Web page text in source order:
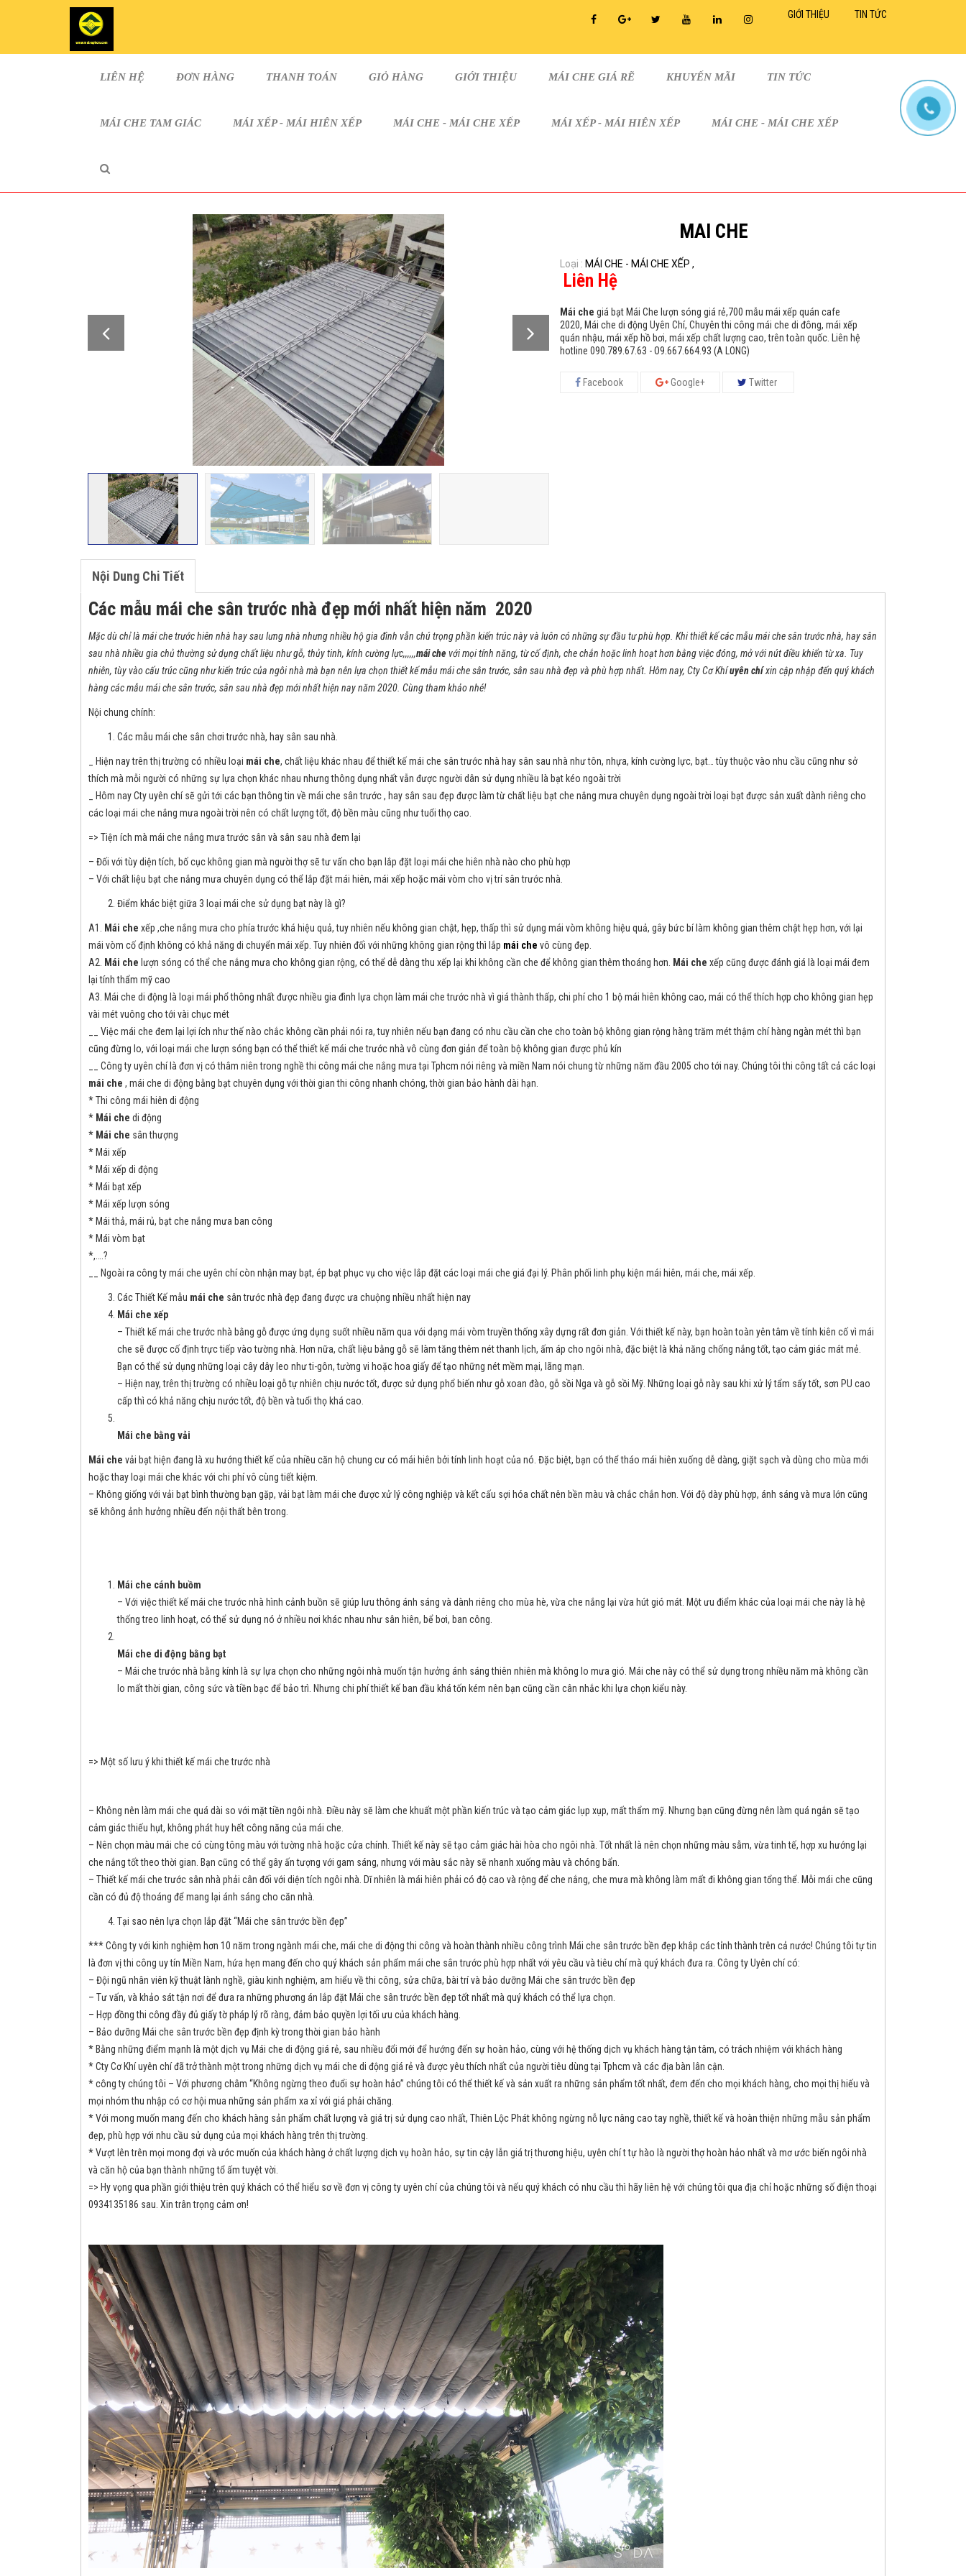
GIỚI THIỆU TIN TỨC
LIÊN HỆ ĐƠN HÀNG THANH TOÁN GIỎ HÀNG GIỚI THIỆU MÁI CHE GIÁ RẼ KHUYẾN MÃI TIN TỨC
MÁI CHE TAM GIÁC MÁI XẾP - MÁI HIÊN XẾP MÁI CHE - MÁI CHE XẾP MÁI XẾP - MÁI HIÊN XẾP MÁI CHE - MÁI CHE XẾP
MAI CHE
Loại : MÁI CHE - MÁI CHE XẾP ,
Liên Hệ
Mái che giá bạt Mái Che lượn sóng giá rẻ,700 mẫu mái xếp quán cafe
2020, Mái che di động Uyên Chí, Chuyên thi công mái che di đông, mái xếp
quán nhậu, mái xếp hồ bơi, mái xếp chất lượng cao, trên toàn quốc. Liên hệ
hotline 090.789.67.63 - O9.667.664.93 (A LONG)
Facebook Google+ Twitter
Nội Dung Chi Tiết
Các mẫu mái che sân trước nhà đẹp mới nhất hiện năm 2020
Mặc dù chỉ là mái che trước hiên nhà hay sau lưng nhà nhưng nhiều hộ gia đình vẫn chú trọng phần kiến trúc này và luôn có những sự đầu tư phù hợp. Khi thiết kế các mẫu mái che sân trước nhà, hay sân
sau nhà nhiều gia chủ thường sử dụng chất liệu như gỗ, thủy tinh, kính cường lực,,,,,,mái che với mọi tính năng, từ cố định, che chắn hoặc linh hoạt hơn bằng việc đóng, mở với nút điều khiển từ xa. Tuy
nhiên, tùy vào cấu trúc cũng như kiến trúc của ngôi nhà mà bạn nên lựa chọn thiết kế mẫu mái che sân trước, sân sau nhà đẹp và phù hợp nhất. Hôm nay, Cty Cơ Khíuyên chíxin cập nhập đến quý khách
hàng các mẫu mái che sân trước, sân sau nhà đẹp mới nhất hiện nay năm 2020. Cùng tham khảo nhé!
Nội chung chính:
Các mẫu mái che sân chơi trước nhà, hay sân sau nhà.
_ Hiện nay trên thị trường có nhiều loại mái che, chất liệu khác nhau để thiết kế mái che sân trước nhà hay sân sau nhà như tôn, nhựa, kính cường lực, bạt… tùy thuộc vào nhu cầu cũng như sở
thích mà mỗi người có những sự lựa chọn khác nhau nhưng thông dụng nhất vẫn được người dân sử dụng nhiều là bạt kéo ngoài trời
_ Hôm nay Cty uyên chí sẽ gửi tới các bạn thông tin về mái che sân trước , hay sân sau đẹp được làm từ chất liệu bạt che nắng mưa chuyên dụng ngoài trời loại bạt được sản xuất dành riêng cho
các loại mái che nắng mưa ngoài trời nên có chất lượng tốt, độ bền màu cũng như tuổi thọ cao.
=> Tiện ích mà mái che nắng mưa trước sân và sân sau nhà đem lại
– Đối với tùy diện tích, bố cục không gian mà người thợ sẽ tư vấn cho bạn lắp đặt loại mái che hiên nhà nào cho phù hợp
– Với chất liệu bạt che nắng mưa chuyên dụng có thể lắp đặt mái hiên, mái xếp hoặc mái vòm cho vị trí sân trước nhà.
Điểm khác biệt giữa 3 loại mái che sử dụng bạt này là gì?
A1. Mái che xếp ,che nắng mưa cho phía trước khá hiệu quả, tuy nhiên nếu không gian chật, hẹp, thấp thì sử dụng mái vòm không hiệu quả, gây bức bí làm không gian thêm chật hẹp hơn, với lại
mái vòm cố định không có khả năng di chuyển mái xếp. Tuy nhiên đối với những không gian rộng thì lắp mái che vô cùng đẹp.
A2.
Mái che lượn sóng có thể che nắng mưa cho không gian rộng, có thể dễ dàng thu xếp lại khi không cần che để không gian thêm thoáng hơn. Mái che xếp cũng được đánh giá là loại mái đem
lại tính thẩm mỹ cao
A3. Mái che di động là loại mái phổ thông nhất được nhiều gia đình lựa chọn làm mái che trước nhà vì giá thành thấp, chi phí cho 1 bộ mái hiên không cao, mái có thể thích hợp cho không gian hẹp
vài mét vuông cho tới vài chục mét
__ Việc mái che đem lại lợi ích như thế nào chắc không cần phải nói ra, tuy nhiên nếu bạn đang có nhu cầu cần che cho toàn bộ không gian rộng hàng trăm mét thậm chí hàng ngàn mét thì bạn
cũng đừng lo, với loại mái che lượn sóng bạn có thể thiết kế mái che trước nhà vô cùng đơn giản để toàn bộ không gian được phủ kín
__ Công ty uyên chí là đơn vị có thâm niên trong nghề thi công mái che nắng mưa tại Tphcm nói riêng và miền Nam nói chung từ những năm đầu 2005 cho tới nay. Chúng tôi thi công tất cả các loại
mái che , mái che di động bằng bạt chuyên dụng với thời gian thi công nhanh chóng, thời gian bảo hành dài hạn.
* Thi công mái hiên di động
* Mái che di động
* Mái che sân thượng
* Mái xếp
* Mái xếp di động
* Mái bạt xếp
* Mái xếp lượn sóng
* Mái thả, mái rủ, bạt che nắng mưa ban công
* Mái vòm bạt
*,….?
__ Ngoài ra công ty mái che uyên chí còn nhận may bạt, ép bạt phục vụ cho việc lắp đặt các loại mái che giá đại lý. Phân phối linh phụ kiện mái hiên, mái che, mái xếp.
Các Thiết Kế mẫu mái che sân trước nhà đẹp đang được ưa chuộng nhiều nhất hiện nay
Mái che xếp
– Thiết kế mái che trước nhà bằng gỗ được ứng dụng suốt nhiều năm qua với dạng mái vòm truyền thống xây dựng rất đơn giản. Với thiết kế này, bạn hoàn toàn yên tâm về tính kiên cố vì mái
che sẽ được cố định trực tiếp vào tường nhà. Hơn nữa, chất liệu bằng gỗ sẽ làm tăng thêm nét thanh lịch, ấm áp cho ngôi nhà, đặc biệt là khả năng chống nắng tốt, tạo cảm giác mát mẻ.
Bạn có thể sử dụng những loại cây dây leo như ti-gôn, tường vi hoặc hoa giấy để tạo những nét mềm mại, lãng mạn.
– Hiện nay, trên thị trường có nhiều loại gỗ tự nhiên chịu nước tốt, được sử dụng phổ biến như gỗ xoan đào, gỗ sồi Nga và gỗ sồi Mỹ. Những loại gỗ này sau khi xử lý tẩm sấy tốt, sơn PU cao
cấp thì có khả năng chịu nước tốt, độ bền và tuổi thọ khá cao.
Mái che bằng vải
Mái che vải bạt hiện đang là xu hướng thiết kế của nhiều căn hộ chung cư có mái hiên bởi tính linh hoạt của nó. Đặc biệt, bạn có thể tháo mái hiên xuống dễ dàng, giặt sạch và dùng cho mùa mới
hoặc thay loại mái che khác với chi phí vô cùng tiết kiệm.
– Không giống với vải bạt bình thường bạn gặp, vải bạt làm mái che được xử lý công nghiệp và kết cấu sợi hóa chất nên bền màu và chắc chắn hơn. Với độ dày phù hợp, ánh sáng và mưa lớn cũng
sẽ không ảnh hưởng nhiều đến nội thất bên trong.
Mái che cánh buồm
– Với việc thiết kế mái che trước nhà hình cảnh buồn sẽ giúp lưu thông ánh sáng và dành riêng cho mùa hè, vừa che nắng lại vừa hút gió mát. Một ưu điểm khác của loại mái che này là hệ
thống treo linh hoạt, có thể sử dụng nó ở nhiều nơi khác nhau như sân hiên, bể bơi, ban công.
Mái che di động bằng bạt
– Mái che trước nhà bằng kính là sự lựa chọn cho những ngôi nhà muốn tận hưởng ánh sáng thiên nhiên mà không lo mưa gió. Mái che này có thể sử dụng trong nhiều năm mà không cần
lo mất thời gian, công sức và tiền bạc để bảo trì. Nhưng chi phí thiết kế ban đầu khá tốn kém nên bạn cũng cần cân nhắc khi lựa chọn kiểu này.
=> Một số lưu ý khi thiết kế mái che trước nhà
– Không nên làm mái che quá dài so với mặt tiền ngôi nhà. Điều này sẽ làm che khuất một phần kiến trúc và tạo cảm giác lụp xụp, mất thẩm mỹ. Nhưng bạn cũng đừng nên làm quá ngắn sẽ tạo
cảm giác thiếu hụt, không phát huy hết công năng của mái che.
– Nên chọn màu mái che có cùng tông màu với tường nhà hoặc cửa chính. Thiết kế này sẽ tạo cảm giác hài hòa cho ngôi nhà. Tốt nhất là nên chọn những màu sẫm, vừa tinh tế, hợp xu hướng lại
che nắng tốt theo thời gian. Bạn cũng có thể gây ấn tượng với gam sáng, nhưng với màu sắc này sẽ nhanh xuống màu và chóng bẩn.
– Thiết kế mái che trước sân nhà phải cân đối với diện tích ngôi nhà. Dĩ nhiên là mái hiên phải có độ cao và rộng để che nắng, che mưa mà không làm mất đi không gian tổng thể. Mỗi mái che cũng
cần có đủ độ thoáng để mang lại ánh sáng cho căn nhà.
Tại sao nên lựa chọn lắp đặt “Mái che sân trước bền đẹp”
*** Công ty với kinh nghiệm hơn 10 năm trong ngành mái che, mái che di động thi công và hoàn thành nhiều công trình Mái che sân trước bền đẹp khắp các tỉnh thành trên cả nước! Chúng tôi tự tin
là đơn vị thi công uy tín Miền Nam, hứa hẹn mang đến cho quý khách sản phẩm mái che sân trước phù hợp nhất với yêu cầu và tiêu chí mà quý khách đưa ra. Công ty Uyên chí có:
– Đội ngũ nhân viên kỹ thuật lành nghề, giàu kinh nghiệm, am hiểu về thi công, sửa chữa, bài trí và bảo dưỡng Mái che sân trước bền đẹp
– Tư vấn, và khảo sát tận nơi để đưa ra những phương án lắp đặt Mái che sân trước bền đẹp tốt nhất mà quý khách có thể lựa chọn.
– Hợp đồng thi công đầy đủ giấy tờ pháp lý rõ ràng, đảm bảo quyền lợi tối ưu của khách hàng.
– Bảo dưỡng Mái che sân trước bền đẹp định kỳ trong thời gian bảo hành
* Bằng những điểm mạnh là một dịch vụ Mái che di động giá rẻ, sau nhiều đổi mới để hướng đến sự hoàn hảo, cùng với hệ thống dịch vụ khách hàng tận tâm, có trách nhiệm với khách hàng
* Cty Cơ Khí uyên chí đã trở thành một trong những dịch vụ mái che di động giá rẻ và được yêu thích nhất của người tiêu dùng tại Tphcm và các địa bàn lân cận.
* công ty chúng tôi – Với phương châm “Không ngừng theo đuổi sự hoàn hảo” chúng tôi có thể thiết kế và sản xuất ra những sản phẩm tốt nhất, đem đến cho mọi khách hàng, cho mọi thị hiếu và
mọi nhóm thu nhập có cơ hội mua những sản phẩm xa xỉ với giá phải chăng.
* Với mong muốn mang đến cho khách hàng sản phẩm chất lượng và giá trị sử dụng cao nhất, Thiên Lộc Phát không ngừng nỗ lực nâng cao tay nghề, thiết kế và hoàn thiện những mẫu sản phẩm
đẹp, phù hợp với nhu cầu sử dụng của mọi khách hàng trên thị trường.
* Vượt lên trên mọi mong đợi và ước muốn của khách hàng ở chất lượng dịch vụ hoàn hảo, sự tin cậy lẫn giá trị thương hiệu, uyên chí t tự hào là người thợ hoàn hảo nhất và mơ ước biến ngôi nhà
và căn hộ của bạn thành những tổ ấm tuyệt vời.
=> Hy vọng qua phần giới thiệu trên quý khách có thể hiểu sơ về đơn vị công ty uyên chí của chúng tôi và nếu quý khách có nhu cầu thì hãy liên hệ với chúng tôi qua địa chỉ hoặc những số điện thoại
0934135186 sau. Xin trân trọng cảm ơn!